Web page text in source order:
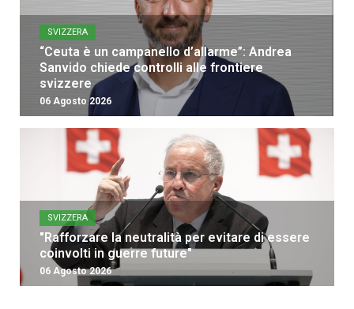
SVIZZERA
“Ceuta è un campanello d’allarme”: Andrea
Sanvido chiede controlli alle frontiere
svizzere
06 Agosto 2026
SVIZZERA
"Rafforzare la neutralità per evitare di essere
coinvolti in guerre future"
06 Agosto 2026